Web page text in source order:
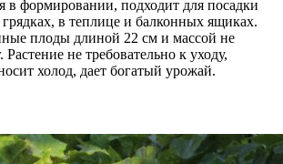
в формировании, подходит для посадки
в теплице и балконных ящиках.
плоды длиной 22 см и массой не
не требовательно к уходу,
холод, дает богатый урожай.